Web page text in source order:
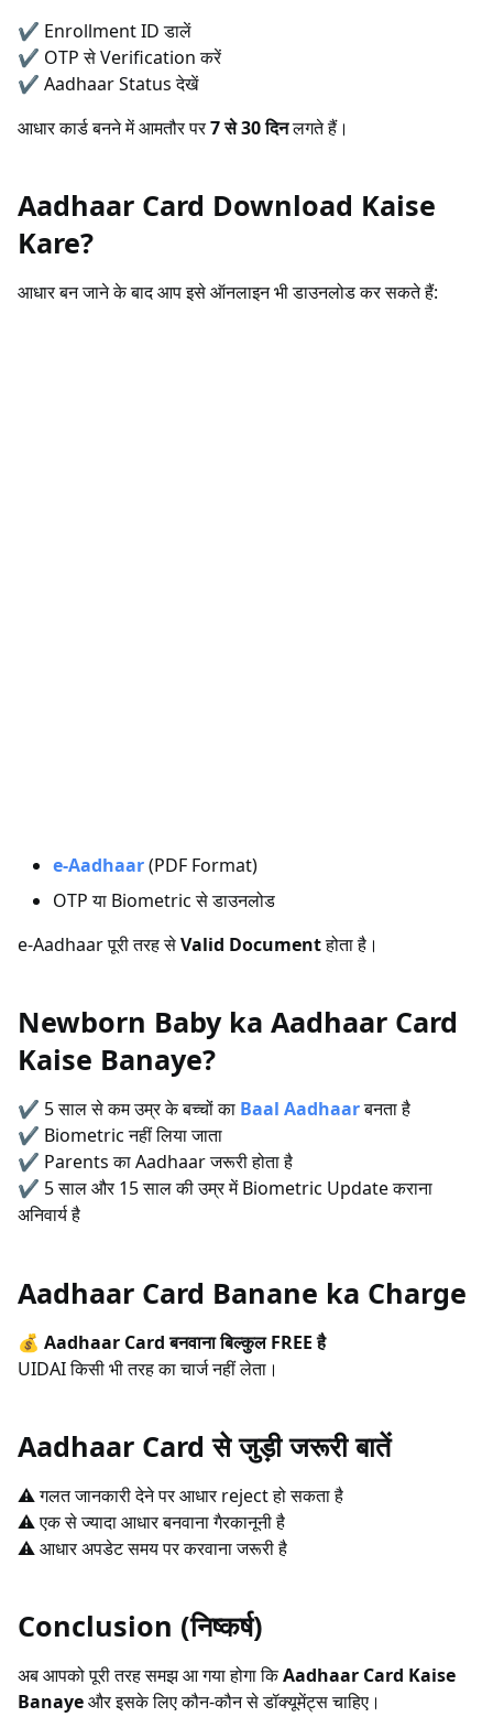
✔ Enrollment ID डालें
✔ OTP से Verification करें
✔ Aadhaar Status देखें
आधार कार्ड बनने में आमतौर पर7 से 30 दिनलगते हैं।
Aadhaar Card Download Kaise
Kare?
आधार बन जाने के बाद आप इसे ऑनलाइन भी डाउनलोड कर सकते हैं:
e-Aadhaar(PDF Format)
OTP या Biometric से डाउनलोड
e-Aadhaar पूरी तरह सेValid Documentहोता है।
Newborn Baby ka Aadhaar Card
Kaise Banaye?
✔ 5 साल से कम उम्र के बच्चों का Baal Aadhaarबनता है
✔ Biometric नहीं लिया जाता
✔ Parents का Aadhaar जरूरी होता है
✔ 5 साल और 15 साल की उम्र में Biometric Update कराना
अनिवार्य है
Aadhaar Card Banane ka Charge
💰 Aadhaar Card बनवाना बिल्कुल FREE है
UIDAI किसी भी तरह का चार्ज नहीं लेता।
Aadhaar Card से जुड़ी जरूरी बातें
⚠ गलत जानकारी देने पर आधार reject हो सकता है
⚠ एक से ज्यादा आधार बनवाना गैरकानूनी है
⚠ आधार अपडेट समय पर करवाना जरूरी है
Conclusion (निष्कर्ष)
अब आपको पूरी तरह समझ आ गया होगा किAadhaar Card Kaise
Banayeऔर इसके लिए कौन-कौन से डॉक्यूमेंट्स चाहिए।